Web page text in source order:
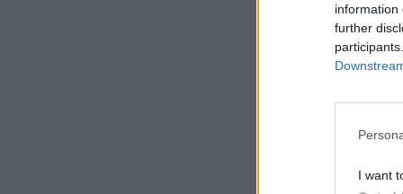
information
further
I want